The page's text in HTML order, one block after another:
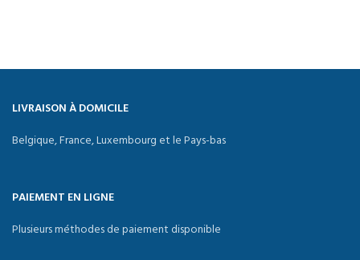
LIVRAISON À DOMICILE
Belgique, France, Luxembourg et le Pays-bas
PAIEMENT EN LIGNE
Plusieurs méthodes de paiement disponible